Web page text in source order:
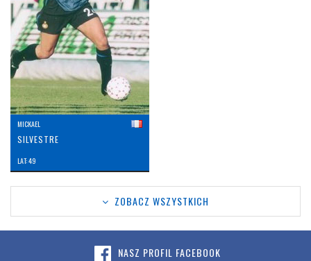
MICKAEL
SILVESTRE
LAT: 49
ZOBACZ WSZYSTKICH
NASZ PROFIL FACEBOOK